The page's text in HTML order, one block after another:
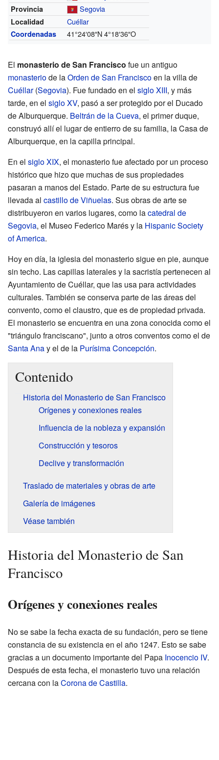
Provincia Segovia
Localidad Cuéllar
Coordenadas 41°24′08″N4°18′36″O
El monasterio de San Francisco fue un antiguo
monasteriode laOrden de San Franciscoen la villa de
Cuéllar(Segovia). Fue fundado en el siglo XIII, y más
tarde, en el siglo XV, pasó a ser protegido por el Ducado
de Alburquerque. Beltrán de la Cueva, el primer duque,
construyó allí el lugar de entierro de su familia, la Casa de
Alburquerque, en la capilla principal.
En el siglo XIX, el monasterio fue afectado por un proceso
histórico que hizo que muchas de sus propiedades
pasaran a manos del Estado. Parte de su estructura fue
llevada al castillo de Viñuelas. Sus obras de arte se
distribuyeron en varios lugares, como lacatedral de
Segovia, el Museo Federico Marés y la Hispanic Society
of America.
Hoy en día, la iglesia del monasterio sigue en pie, aunque
sin techo. Las capillas laterales y la sacristía pertenecen al
Ayuntamiento de Cuéllar, que las usa para actividades
culturales. También se conserva parte de las áreas del
convento, como el claustro, que es de propiedad privada.
El monasterio se encuentra en una zona conocida como el
"triángulo franciscano", junto a otros conventos como el de
Santa Anay el de la Purísima Concepción.
Contenido
Historia del Monasterio de San Francisco
Orígenes y conexiones reales
Influencia de la nobleza y expansión
Construcción y tesoros
Declive y transformación
Traslado de materiales y obras de arte
Galería de imágenes
Véase también
Historia del Monasterio de San
Francisco
Orígenes y conexiones reales
No se sabe la fecha exacta de su fundación, pero se tiene
constancia de su existencia en el año 1247. Esto se sabe
gracias a un documento importante del Papa Inocencio IV.
Después de esta fecha, el monasterio tuvo una relación
cercana con laCorona de Castilla.